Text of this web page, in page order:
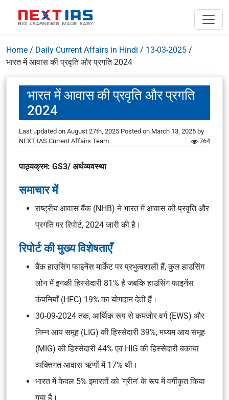
Home / Daily Current Affairs in Hindi / 13-03-2025 /
भारत में आवास की प्रवृति और प्रगति 2024
भारत में आवास की प्रवृति और प्रगति
2024
Last updated on August 27th, 2025 Posted on March 13, 2025 by
NEXT IAS Current Affairs Team
764
पाठ्यक्रम: GS3/ अर्थव्यवस्था
समाचार में
राष्ट्रीय आवास बैंक (NHB) ने भारत में आवास की प्रवृति और
प्रगति पर रिपोर्ट, 2024 जारी की है।
रिपोर्ट की मुख्य विशेषताएँ
बैंक हाउसिंग फाइनेंस मार्केट पर प्रभुत्वशाली हैं, कुल हाउसिंग
लोन में इनकी हिस्सेदारी 81% है जबकि हाउसिंग फाइनेंस
कंपनियाँ (HFC) 19% का योगदान देती हैं।
30-09-2024 तक, आर्थिक रूप से कमजोर वर्ग (EWS) और
निम्न आय समूह (LIG) की हिस्सेदारी 39%, मध्यम आय समूह
(MIG) की हिस्सेदारी 44% एवं HIG की हिस्सेदारी बकाया
व्यक्तिगत आवास ऋणों में 17% थी।
भारत में केवल 5% इमारतों को ‘ग्रीन’ के रूप में वर्गीकृत किया
गया है।